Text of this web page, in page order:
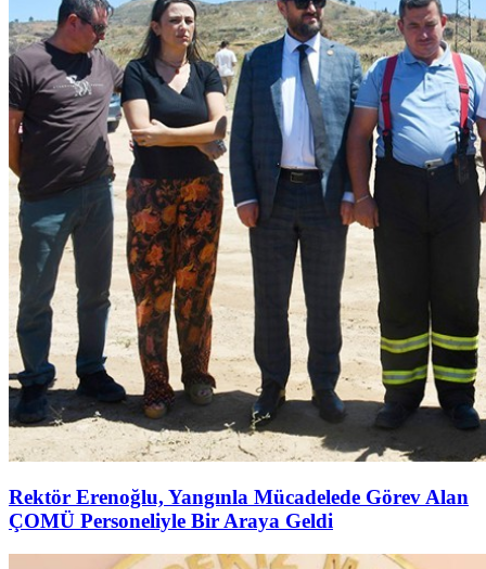
Rektör Erenoğlu, Yangınla Mücadelede Görev Alan
ÇOMÜ Personeliyle Bir Araya Geldi